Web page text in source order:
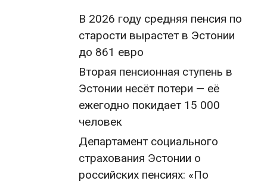
В 2026 году средняя пенсия по
старости вырастет в Эстонии
до 861 евро
Вторая пенсионная ступень в
Эстонии несёт потери — её
ежегодно покидает 15 000
человек
Департамент социального
страхования Эстонии о
российских пенсиях: «По